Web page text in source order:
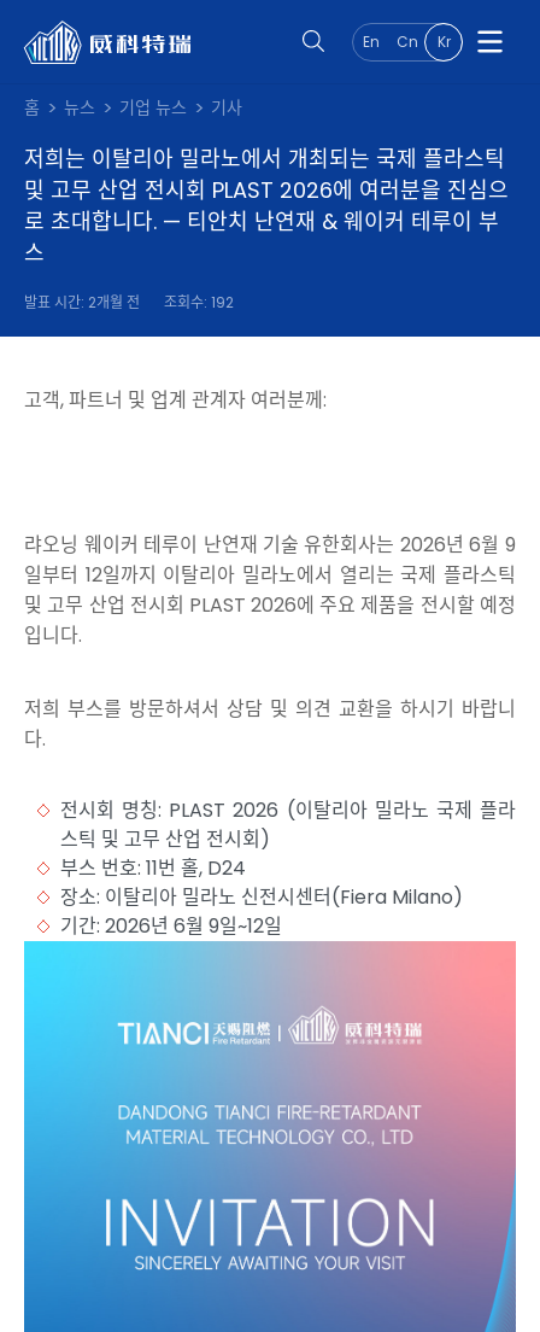
En Cn Kr
홈 뉴스 기업 뉴스 기사
저희는 이탈리아 밀라노에서 개최되는 국제 플라스틱
및 고무 산업 전시회 PLAST 2026에 여러분을 진심으
로 초대합니다. — 티안치 난연재 & 웨이커 테루이 부
스
발표 시간: 2개월 전 조회수: 192
고객, 파트너 및 업계 관계자 여러분께:
랴오닝 웨이커 테루이 난연재 기술 유한회사는 2026년 6월 9
일부터 12일까지 이탈리아 밀라노에서 열리는 국제 플라스틱
및 고무 산업 전시회 PLAST 2026에 주요 제품을 전시할 예정
입니다.
저희 부스를 방문하셔서 상담 및 의견 교환을 하시기 바랍니
다.
전시회 명칭: PLAST 2026 (이탈리아 밀라노 국제 플라
스틱 및 고무 산업 전시회)
부스 번호: 11번 홀, D24
장소: 이탈리아 밀라노 신전시센터(Fiera Milano)
기간: 2026년 6월 9일~12일